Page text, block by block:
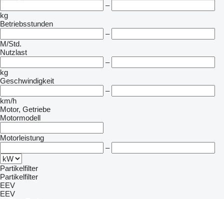
–
kg
Betriebsstunden
–
M/Std.
Nutzlast
–
kg
Geschwindigkeit
–
km/h
Motor, Getriebe
Motormodell
Motorleistung
–
Partikelfilter
Partikelfilter
EEV
EEV